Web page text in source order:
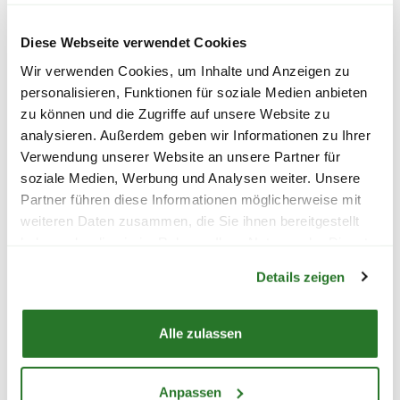
Diese Webseite verwendet Cookies
Wir verwenden Cookies, um Inhalte und Anzeigen zu
personalisieren, Funktionen für soziale Medien anbieten
zu können und die Zugriffe auf unsere Website zu
analysieren. Außerdem geben wir Informationen zu Ihrer
Verwendung unserer Website an unsere Partner für
soziale Medien, Werbung und Analysen weiter. Unsere
Partner führen diese Informationen möglicherweise mit
weiteren Daten zusammen, die Sie ihnen bereitgestellt
Details zeigen
Alle zulassen
Anpassen
sondern sie erblühen auch bereits im
Winter. Die herbstblühenden Sorten
sorgen also für Blüten, wenn andere
Pflanzen längst verblüht sind. Beliebte
Sorten sind herbstblühende Krokusse,
Sternbergia und Colchicum.
Bitte beachte das Pflanzen nicht vor
Wochenenden oder Feiertagen verschickt
werden, um lange Standzeiten zu vermeiden.
BLUMEN RISSE Beet &
Balkon-Langzeitdünger, 900 g
8,99
BLUMEN
Gemüsedünger
7,99